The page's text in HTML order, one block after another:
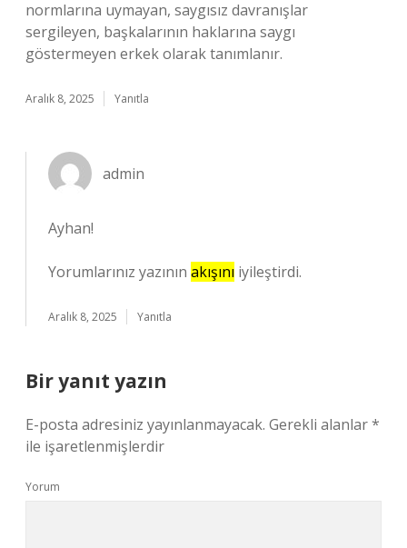
normlarına uymayan, saygısız davranışlar
sergileyen, başkalarının haklarına saygı
göstermeyen erkek olarak tanımlanır.
Aralık 8, 2025 Yanıtla
admin
Ayhan!
Yorumlarınız yazının akışını iyileştirdi.
Aralık 8, 2025 Yanıtla
Bir yanıt yazın
E-posta adresiniz yayınlanmayacak. Gerekli alanlar*
ile işaretlenmişlerdir
Yorum